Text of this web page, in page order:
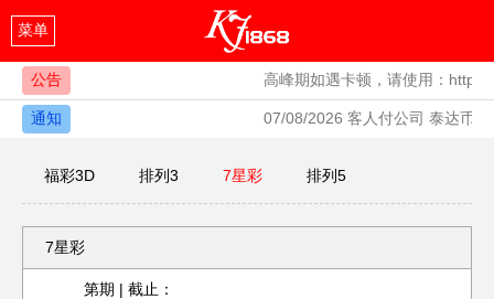
菜单
公告 高峰期如遇卡顿，请使用：
通知 07/08/2026 客人付公司 泰达币
福彩3D 排列3 7星彩 排列5
7星彩
第期 | 截止：